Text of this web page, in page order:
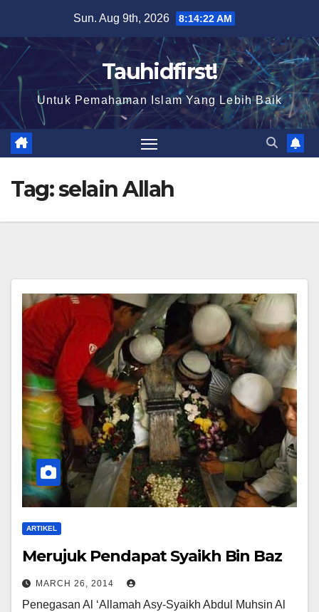
content
Sun. Aug 9th, 2026 8:14:23 AM
Tauhidfirst!
Untuk Pemahaman Islam Yang Lebih Baik
Tag:selain Allah
ARTIKEL
Merujuk Pendapat Syaikh Bin Baz
MARCH 26, 2014
Penegasan Al ‘Allamah Asy-Syaikh Abdul Muhsin Al